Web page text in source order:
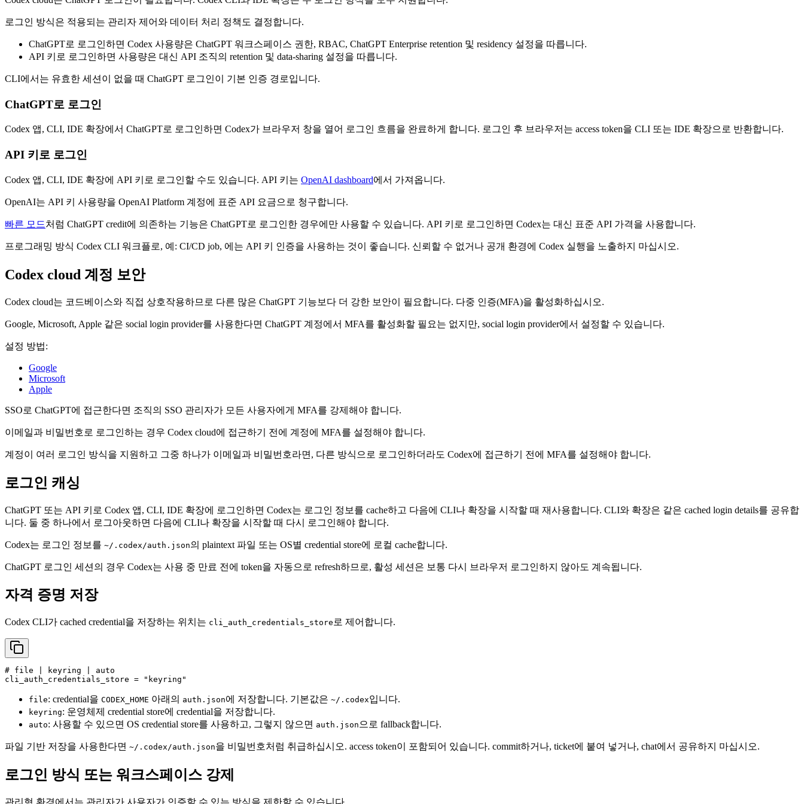
로그인 방식은 적용되는 관리자 제어와 데이터 처리 정책도 결정합니다.
ChatGPT로 로그인하면 Codex 사용량은 ChatGPT 워크스페이스 권한, RBAC, ChatGPT Enterprise retention 및 residency 설정을 따릅니다.
API 키로 로그인하면 사용량은 대신 API 조직의 retention 및 data-sharing 설정을 따릅니다.
CLI에서는 유효한 세션이 없을 때 ChatGPT 로그인이 기본 인증 경로입니다.
ChatGPT로 로그인
Codex 앱, CLI, IDE 확장에서 ChatGPT로 로그인하면 Codex가 브라우저 창을 열어 로그인 흐름을 완료하게 합니다. 로그인 후 브라우저는 access token을 CLI 또는 IDE 확장으로 반환합니다.
API 키로 로그인
Codex 앱, CLI, IDE 확장에 API 키로 로그인할 수도 있습니다. API 키는 OpenAI dashboard에서 가져옵니다.
OpenAI는 API 키 사용량을 OpenAI Platform 계정에 표준 API 요금으로 청구합니다.
빠른 모드처럼 ChatGPT credit에 의존하는 기능은 ChatGPT로 로그인한 경우에만 사용할 수 있습니다. API 키로 로그인하면 Codex는 대신 표준 API 가격을 사용합니다.
프로그래밍 방식 Codex CLI 워크플로, 예: CI/CD job, 에는 API 키 인증을 사용하는 것이 좋습니다. 신뢰할 수 없거나 공개 환경에 Codex 실행을 노출하지 마십시오.
Codex cloud 계정 보안
Codex cloud는 코드베이스와 직접 상호작용하므로 다른 많은 ChatGPT 기능보다 더 강한 보안이 필요합니다. 다중 인증(MFA)을 활성화하십시오.
Google, Microsoft, Apple 같은 social login provider를 사용한다면 ChatGPT 계정에서 MFA를 활성화할 필요는 없지만, social login provider에서 설정할 수 있습니다.
설정 방법:
Google
Microsoft
Apple
SSO로 ChatGPT에 접근한다면 조직의 SSO 관리자가 모든 사용자에게 MFA를 강제해야 합니다.
이메일과 비밀번호로 로그인하는 경우 Codex cloud에 접근하기 전에 계정에 MFA를 설정해야 합니다.
계정이 여러 로그인 방식을 지원하고 그중 하나가 이메일과 비밀번호라면, 다른 방식으로 로그인하더라도 Codex에 접근하기 전에 MFA를 설정해야 합니다.
로그인 캐싱
ChatGPT 또는 API 키로 Codex 앱, CLI, IDE 확장에 로그인하면 Codex는 로그인 정보를 cache하고 다음에 CLI나 확장을 시작할 때 재사용합니다. CLI와 확장은 같은 cached login details를 공유합
니다. 둘 중 하나에서 로그아웃하면 다음에 CLI나 확장을 시작할 때 다시 로그인해야 합니다.
Codex는 로그인 정보를 ~/.codex/auth.json의 plaintext 파일 또는 OS별 credential store에 로컬 cache합니다.
ChatGPT 로그인 세션의 경우 Codex는 사용 중 만료 전에 token을 자동으로 refresh하므로, 활성 세션은 보통 다시 브라우저 로그인하지 않아도 계속됩니다.
자격 증명 저장
Codex CLI가 cached credential을 저장하는 위치는 cli_auth_credentials_store 로 제어합니다.
# file | keyring | auto
cli_auth_credentials_store = "keyring"
file: credential을 CODEX_HOME 아래의 auth.json에 저장합니다. 기본값은 ~/.codex입니다.
keyring: 운영체제 credential store에 credential을 저장합니다.
auto: 사용할 수 있으면 OS credential store를 사용하고, 그렇지 않으면 auth.json 으로 fallback합니다.
파일 기반 저장을 사용한다면 ~/.codex/auth.json을 비밀번호처럼 취급하십시오. access token이 포함되어 있습니다. commit하거나, ticket에 붙여 넣거나, chat에서 공유하지 마십시오.
로그인 방식 또는 워크스페이스 강제